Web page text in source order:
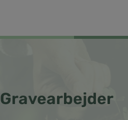
Gravearbejder